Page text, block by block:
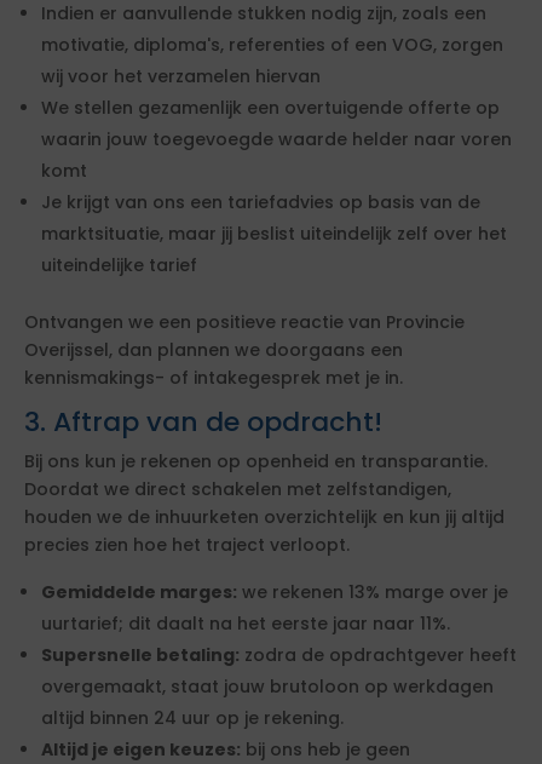
Indien er aanvullende stukken nodig zijn, zoals een
motivatie, diploma's, referenties of een VOG, zorgen
wij voor het verzamelen hiervan
We stellen gezamenlijk een overtuigende offerte op
waarin jouw toegevoegde waarde helder naar voren
komt
Je krijgt van ons een tariefadvies op basis van de
marktsituatie, maar jij beslist uiteindelijk zelf over het
uiteindelijke tarief
Ontvangen we een positieve reactie van Provincie
Overijssel, dan plannen we doorgaans een
kennismakings- of intakegesprek met je in.
3. Aftrap van de opdracht!
Bij ons kun je rekenen op openheid en transparantie.
Doordat we direct schakelen met zelfstandigen,
houden we de inhuurketen overzichtelijk en kun jij altijd
precies zien hoe het traject verloopt.
Gemiddelde marges: we rekenen 13% marge over je
uurtarief; dit daalt na het eerste jaar naar 11%.
Supersnelle betaling: zodra de opdrachtgever heeft
overgemaakt, staat jouw brutoloon op werkdagen
altijd binnen 24 uur op je rekening.
Altijd je eigen keuzes: bij ons heb je geen